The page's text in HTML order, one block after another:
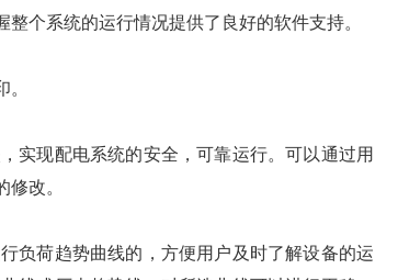
个系统的运行情况提供了良好的软件支持。
实现配电系统的安全，可靠运行。可以通过用
改。
负荷趋势曲线的，方便用户及时了解设备的运